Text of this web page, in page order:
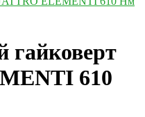
гайковерт
610